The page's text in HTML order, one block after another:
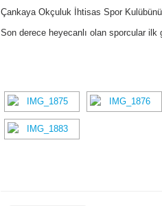
Çankaya Okçuluk İhtisas Spor
Son derece heyecanlı olan sporcular ilk